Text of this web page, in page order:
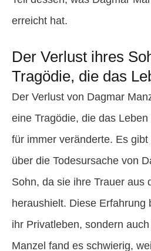
erreicht hat.
Der Verlust ihres
Tragödie, die das
Der Verlust von Dagmar
eine Tragödie, die das
für immer veränderte. Es
über die Todesursache von
Sohn, da sie ihre Trauer aus
heraushielt. Diese Erfahrung
ihr Privatleben, sondern
Manzel fand es schwierig,